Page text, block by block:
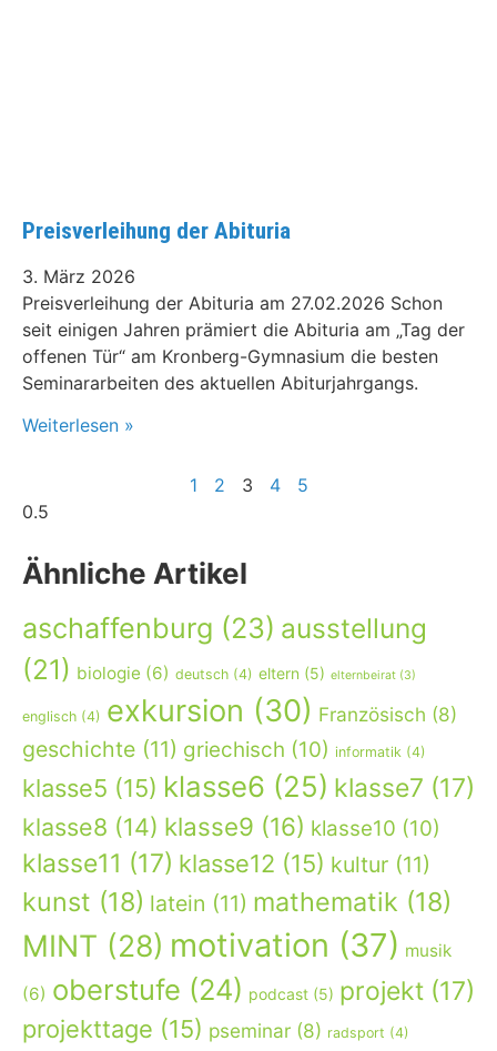
Preisverleihung der Abituria
3. März 2026
Preisverleihung der Abituria am 27.02.2026 Schon
seit einigen Jahren prämiert die Abituria am „Tag der
offenen Tür“ am Kronberg-Gymnasium die besten
Seminararbeiten des aktuellen Abiturjahrgangs.
Weiterlesen »
1 2 3 4 5
Ähnliche Artikel
aschaffenburg (23) ausstellung
(21) biologie (6) deutsch (4) eltern (5) elternbeirat (3)
englisch (4) exkursion (30) Französisch (8)
geschichte (11) griechisch (10) informatik (4)
klasse5 (15) klasse6 (25) klasse7 (17)
klasse8 (14) klasse9 (16) klasse10 (10)
klasse11 (17) klasse12 (15) kultur (11)
kunst (18) latein (11) mathematik (18)
MINT (28) motivation (37) musik
(6) oberstufe (24) podcast (5) projekt (17)
projekttage (15) pseminar (8) radsport (4)